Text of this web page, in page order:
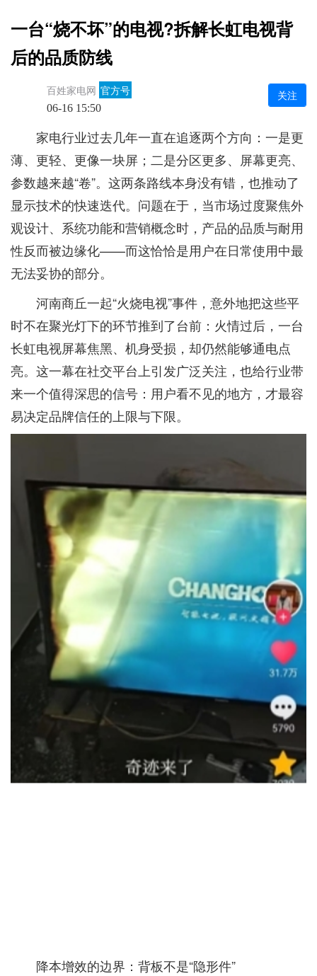
一台“烧不坏”的电视?拆解长虹电视背
后的品质防线
百姓家电网 官方号
06-16 15:50
关注
家电行业过去几年一直在追逐两个方向：一是更
薄、更轻、更像一块屏；二是分区更多、屏幕更亮、
参数越来越“卷”。这两条路线本身没有错，也推动了
显示技术的快速迭代。问题在于，当市场过度聚焦外
观设计、系统功能和营销概念时，产品的品质与耐用
性反而被边缘化——而这恰恰是用户在日常使用中最
无法妥协的部分。
河南商丘一起“火烧电视”事件，意外地把这些平
时不在聚光灯下的环节推到了台前：火情过后，一台
长虹电视屏幕焦黑、机身受损，却仍然能够通电点
亮。这一幕在社交平台上引发广泛关注，也给行业带
来一个值得深思的信号：用户看不见的地方，才最容
易决定品牌信任的上限与下限。
降本增效的边界：背板不是“隐形件”